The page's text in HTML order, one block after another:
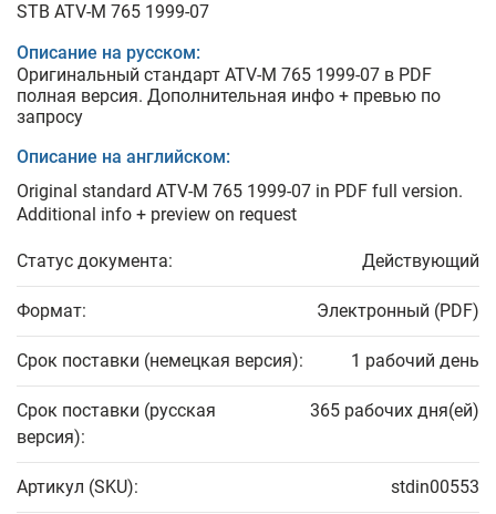
STB ATV-M 765 1999-07
Описание на русском:
Оригинальный стандарт ATV-M 765 1999-07 в PDF
полная версия. Дополнительная инфо + превью по
запросу
Описание на английском:
Original standard ATV-M 765 1999-07 in PDF full version.
Additional info + preview on request
Статус документа: Действующий
Формат: Электронный (PDF)
Срок поставки (немецкая версия): 1 рабочий день
Срок поставки (русская
версия):
365 рабочих дня(ей)
Артикул (SKU): stdin00553